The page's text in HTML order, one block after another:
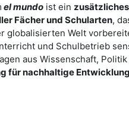
el mundo ist ein
Fächer und Schularten,
globalisierten Welt
und Schulbetrieb
aus Wissenschaft,
für nachhaltige Entwicklung